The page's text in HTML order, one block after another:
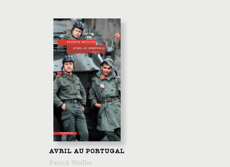
AVRIL AU PORTUGAL
Patrick Weiller